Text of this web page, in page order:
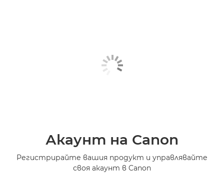
Акаунт на Canon
Регистрирайте вашия продукт и управлявайте
своя акаунт в Canon